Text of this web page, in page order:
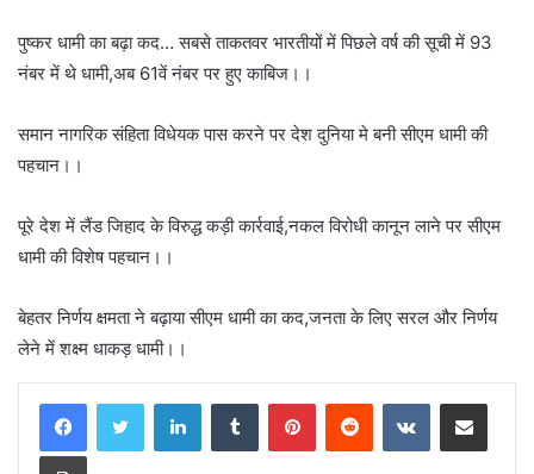
पुष्कर धामी का बढ़ा कद… सबसे ताकतवर भारतीयों में पिछले वर्ष की सूची में 93
नंबर में थे धामी,अब 61वें नंबर पर हुए काबिज।।
समान नागरिक संहिता विधेयक पास करने पर देश दुनिया मे बनी सीएम धामी की
पहचान।।
पूरे देश में लैंड जिहाद के विरुद्ध कड़ी कार्रवाई,नकल विरोधी कानून लाने पर सीएम
धामी की विशेष पहचान।।
बेहतर निर्णय क्षमता ने बढ़ाया सीएम धामी का कद,जनता के लिए सरल और निर्णय
लेने में शक्ष्म धाकड़ धामी।।
LinkedInTumblr PinterestReddit VKontakteShare via Email
Print